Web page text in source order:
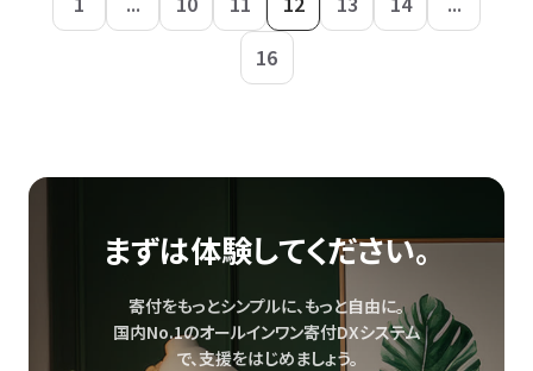
16
まずは体験してください。
寄付をもっとシンプルに、もっと自由に。
国内No.1のオールインワン寄付DXシステム
で、支援をはじめましょう。